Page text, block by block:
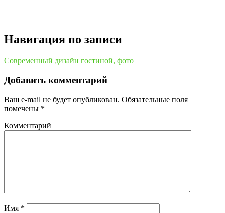
Навигация по записи
Современный дизайн гостиной, фото
Добавить комментарий
Ваш e-mail не будет опубликован. Обязательные поля
помечены *
Комментарий
Имя *